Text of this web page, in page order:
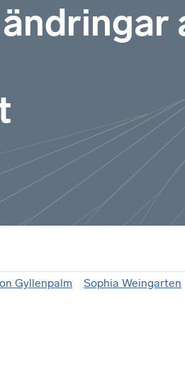
Gyllenpalm Sophia Weingarten